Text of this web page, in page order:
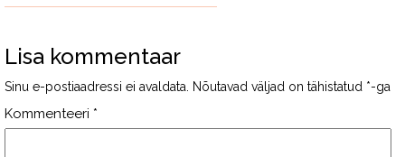
Lisa kommentaar
Sinu e-postiaadressi ei avaldata. Nõutavad väljad on tähistatud *-ga
Kommenteeri *